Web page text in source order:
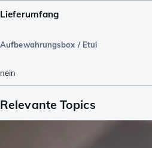
Lieferumfang
Aufbewahrungsbox / Etui
nein
Relevante Topics